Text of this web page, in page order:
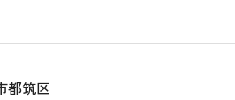
都筑区